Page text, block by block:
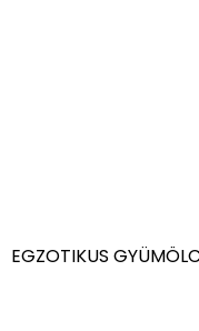
EGZOTIKUS